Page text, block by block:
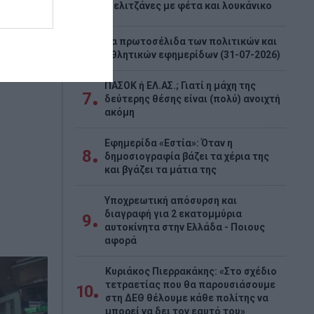
η
Μελιτζάνες με φέτα και λουκάνικο
Τα πρωτοσέλιδα των πολιτικών και
αθλητικών εφημερίδων (31-07-2026)
7
ΠΑΣΟΚ ή ΕΛ.ΑΣ.; Γιατί η μάχη της
δεύτερης θέσης είναι (πολύ) ανοιχτή
ακόμη
8
Εφημερίδα «Εστία»: Όταν η
δημοσιογραφία βάζει τα χέρια της
και βγάζει τα μάτια της
9
Υποχρεωτική απόσυρση και
διαγραφή για 2 εκατομμύρια
αυτοκίνητα στην Ελλάδα - Ποιους
αφορά
10
Κυριάκος Πιερρακάκης: «Στο σχέδιο
τετραετίας που θα παρουσιάσουμε
στη ΔΕΘ θέλουμε κάθε πολίτης να
μπορεί να δει τον εαυτό του»